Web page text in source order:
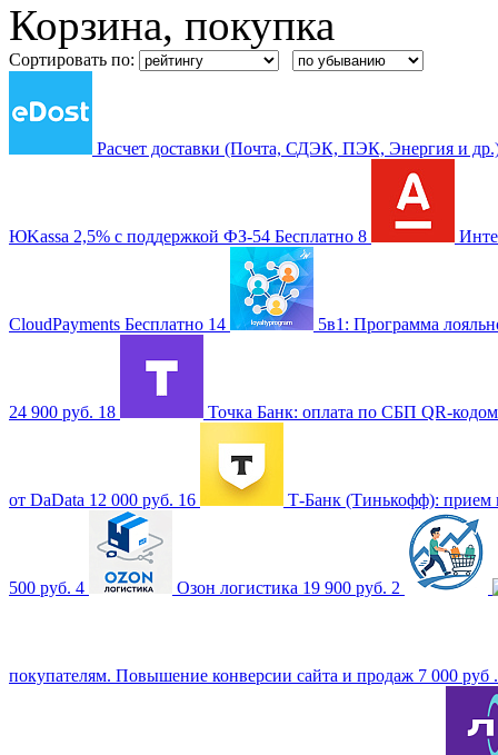
Корзина, покупка
Сортировать по:
Расчет доставки (Почта, СДЭК, ПЭК, Энергия и
ЮKassa 2,5% с поддержкой ФЗ-54 Бесплатно 8
CloudPayments Бесплатно 14 5в1: Программа
24 900 руб. 18 Точка Банк: оплата по СБП QR-
от DaData 12 000 руб. 16 Т-Банк (Тинькофф): прием
500 руб. 4 Озон логистика 19 900 руб. 2
покупателям. Повышение конверсии сайта и продаж 7 000 руб